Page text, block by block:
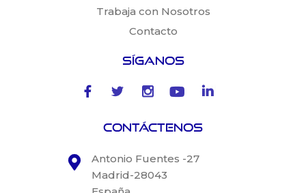
Trabaja con Nosotros
Contacto
Síganos
Contáctenos
Antonio Fuentes -27
Madrid-28043